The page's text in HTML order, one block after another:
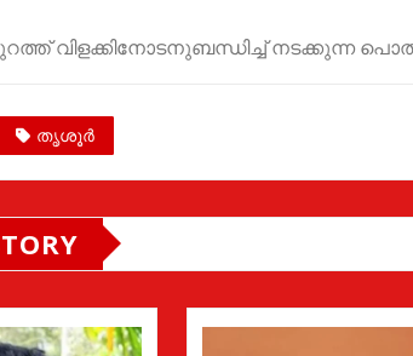
വിളക്കിനോടനുബന്ധിച്ച് നടക്കുന്ന
തൃശൂർ